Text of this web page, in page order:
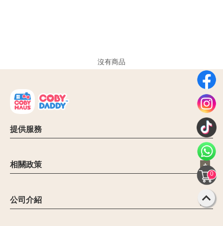
0
沒有商品
提供服務
聯絡我們：6012-9681413
營業時間：09:00 - 18:00
相關政策
禁止和限制商品
聯繫客服
公司介紹